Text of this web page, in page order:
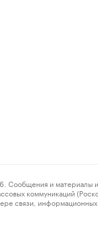
и материалы
коммуникаций
связи,